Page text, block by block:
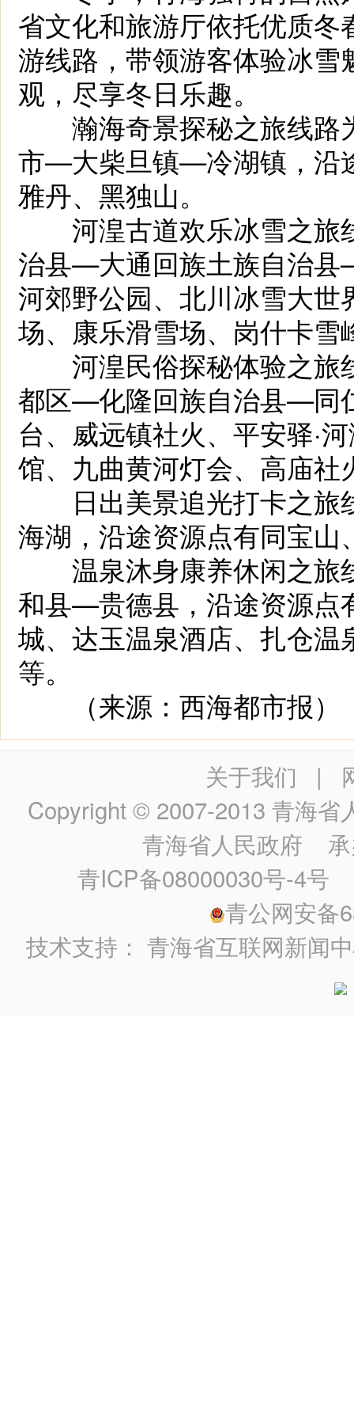
省文化和旅游厅依托优质
游线路，带领游客体验冰
观，尽享冬日乐趣。
瀚海奇景探秘之旅线路
市—大柴旦镇—冷湖镇，沿
雅丹、黑独山。
河湟古道欢乐冰雪之旅
治县—大通回族土族自治
河郊野公园、北川冰雪大
场、康乐滑雪场、岗什卡雪
河湟民俗探秘体验之旅
都区—化隆回族自治县—同
台、威远镇社火、平安驿·
馆、九曲黄河灯会、高庙
日出美景追光打卡之旅
海湖，沿途资源点有同宝山
温泉沐身康养休闲之旅
和县—贵德县，沿途资源点
城、达玉温泉酒店、扎仓
等。
（来源：西海都市报）
关于我们 |
Copyright © 2007-2013 青海省
青海省人民政府 承
青ICP备08000030号-4号
青公网安备
技术支持：青海省互联网新闻